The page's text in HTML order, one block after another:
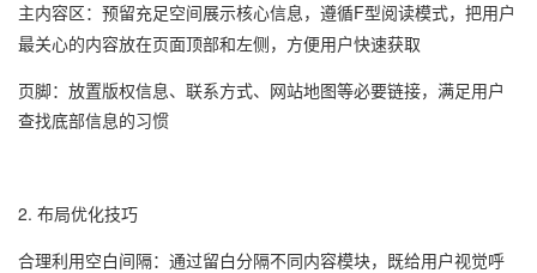
主内容区：预留充足空间展示核心信息，遵循F型阅读模式，把用户
最关心的内容放在页面顶部和左侧，方便用户快速获取
页脚：放置版权信息、联系方式、网站地图等必要链接，满足用户
查找底部信息的习惯
2. 布局优化技巧
合理利用空白间隔：通过留白分隔不同内容模块，既给用户视觉呼